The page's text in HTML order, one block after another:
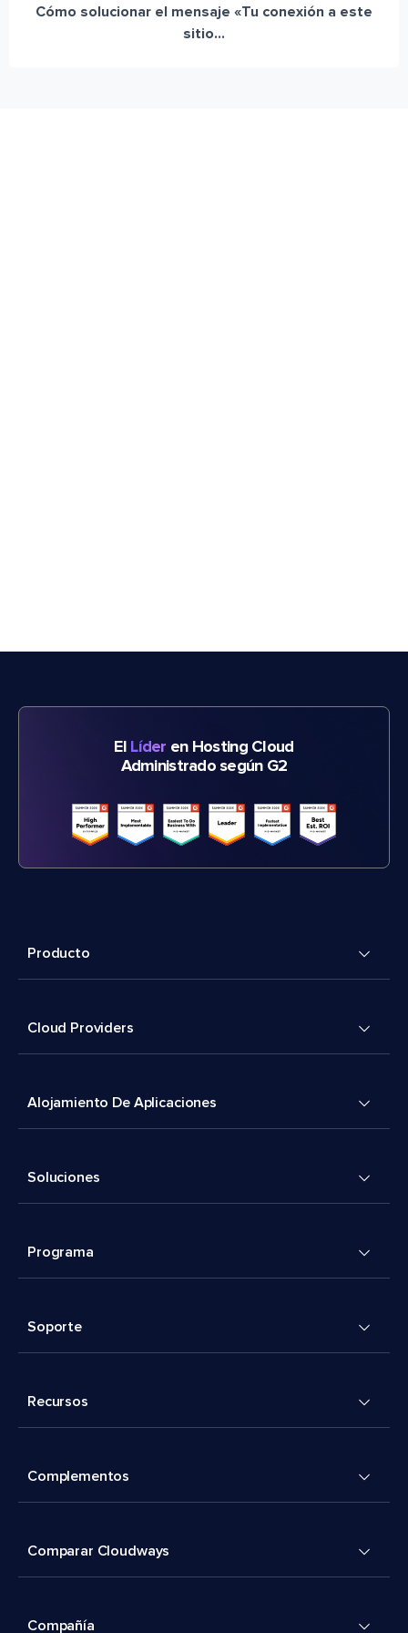
Cómo solucionar el mensaje «Tu conexión a este
sitio...
El Líder en Hosting Cloud
Administrado según G2
Producto
Cloud Providers
Alojamiento De Aplicaciones
Soluciones
Programa
Soporte
Recursos
Complementos
Comparar Cloudways
Compañía